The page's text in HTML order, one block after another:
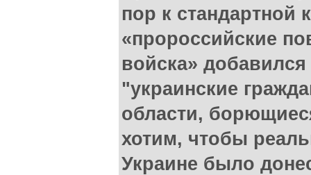
пор к стандартной
«пророссийские
войска»
"украинские
области,
хотим, чтобы
Украине было